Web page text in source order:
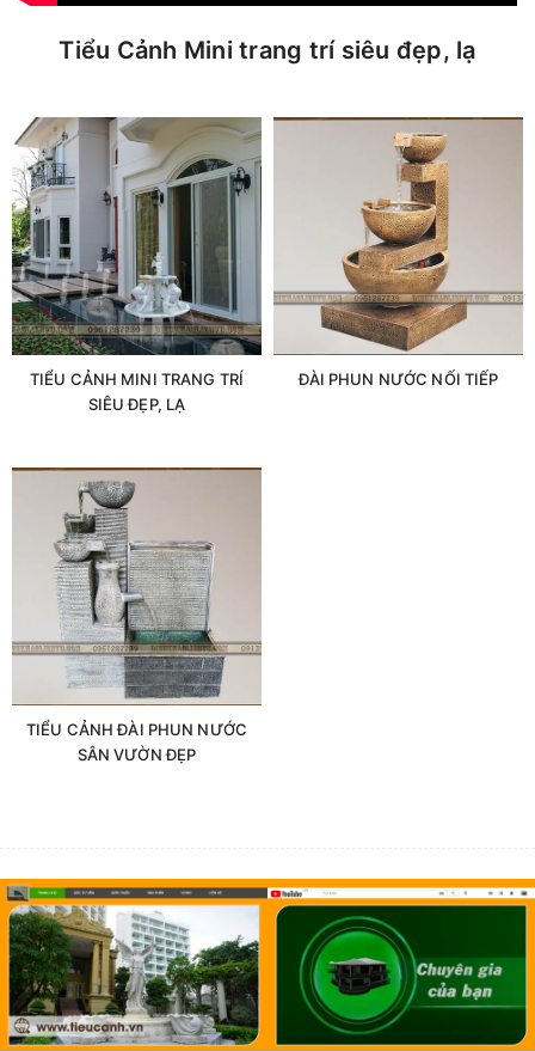
Tiểu Cảnh Mini trang trí siêu đẹp, lạ
TIỂU CẢNH MINI TRANG TRÍ
SIÊU ĐẸP, LẠ
ĐÀI PHUN NƯỚC NỐI TIẾP
TIỂU CẢNH ĐÀI PHUN NƯỚC
SÂN VƯỜN ĐẸP